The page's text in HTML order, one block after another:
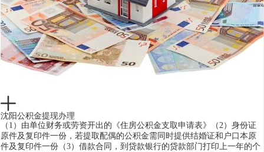
沈阳公积金提现办理
（1）由单位财务或劳资开出的《住房公积金支取申请表》（2）身份证
原件及复印件一份，若提取配偶的公积金需同时提供结婚证和户口本原
件及复印件一份（3）借款合同，到贷款银行的贷款部门打印上一年的个